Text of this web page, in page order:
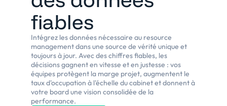
fiables
Intégrez les données nécessaire au resource
management dans une source de vérité unique et
toujours à jour. Avec des chiffres fiables, les
décisions gagnent en vitesse et en justesse : vos
équipes protègent la marge projet, augmentent le
taux d'occupation à l'échelle du cabinet et donnent à
votre board une vision consolidée de la
performance.